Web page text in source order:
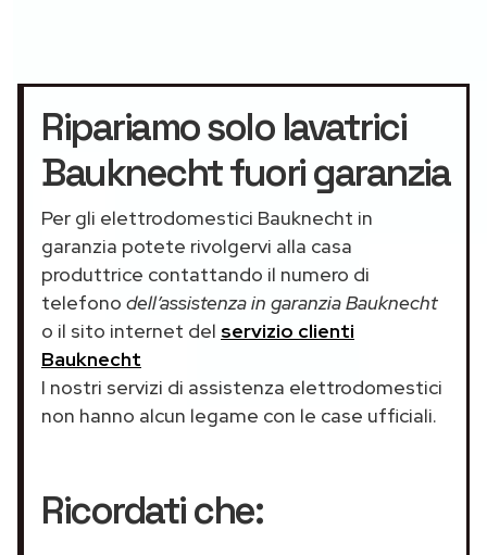
Ripariamo solo lavatrici
Bauknecht fuori garanzia
Per gli elettrodomestici Bauknecht in
garanzia potete rivolgervi alla casa
produttrice contattando il numero di
telefono dell’assistenza in garanzia Bauknecht
o il sito internet del servizio clienti
Bauknecht
I nostri servizi di assistenza elettrodomestici
non hanno alcun legame con le case ufficiali.
Ricordati che: